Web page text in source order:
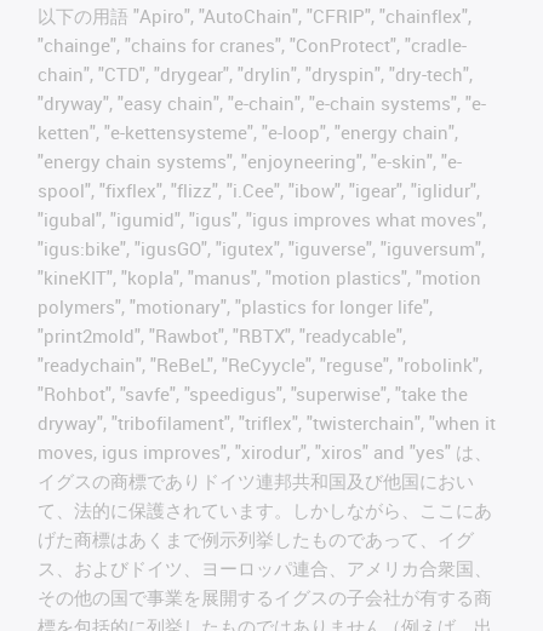
以下の用語 "Apiro", "AutoChain", "CFRIP", "chainflex",
"chainge", "chains for cranes", "ConProtect", "cradle-
chain", "CTD", "drygear", "drylin", "dryspin", "dry-tech",
"dryway", "easy chain", "e-chain", "e-chain systems", "e-
ketten", "e-kettensysteme", "e-loop", "energy chain",
"energy chain systems", "enjoyneering", "e-skin", "e-
spool", "fixflex", "flizz", "i.Cee", "ibow", "igear", "iglidur",
"igubal", "igumid", "igus", "igus improves what moves",
"igus:bike", "igusGO", "igutex", "iguverse", "iguversum",
"kineKIT", "kopla", "manus", "motion plastics", "motion
polymers", "motionary", "plastics for longer life",
"print2mold", "Rawbot", "RBTX", "readycable",
"readychain", "ReBeL", "ReCyycle", "reguse", "robolink",
"Rohbot", "savfe", "speedigus", "superwise", "take the
dryway", "tribofilament", "triflex", "twisterchain", "when it
moves, igus improves", "xirodur", "xiros" and "yes" は、
イグスの商標でありドイツ連邦共和国及び他国におい
て、法的に保護されています。しかしながら、ここにあ
げた商標はあくまで例示列挙したものであって、イグ
ス、およびドイツ、ヨーロッパ連合、アメリカ合衆国、
その他の国で事業を展開するイグスの子会社が有する商
標を包括的に列挙したものではありません（例えば、出